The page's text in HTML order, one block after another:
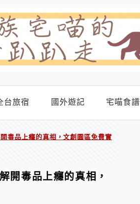
台旅宿 國外遊記 宅喵食譜
毒品上癮的真相，文創園區免費實
開毒品上癮的真相，